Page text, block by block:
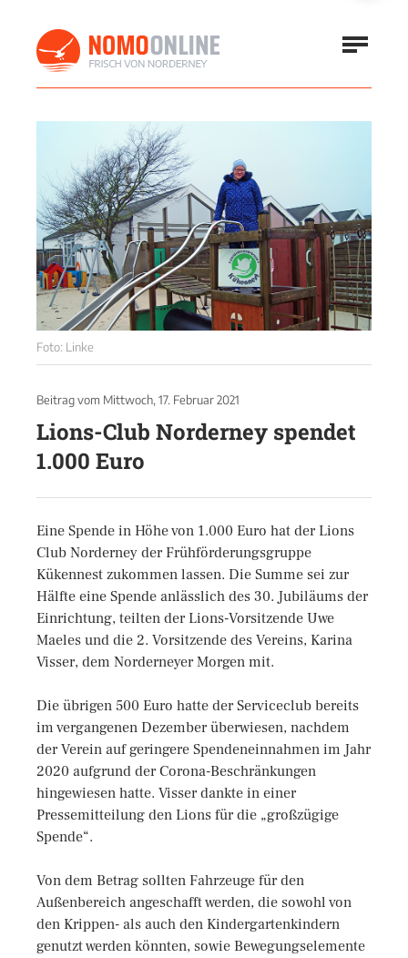
Foto: Linke
Beitrag vom Mittwoch, 17. Februar 2021
Lions-Club Norderney spendet
1.000 Euro
Eine Spende in Höhe von 1.000 Euro hat der Lions
Club Norderney der Frühförderungsgruppe
Kükennest zukommen lassen. Die Summe sei zur
Hälfte eine Spende anlässlich des 30. Jubiläums der
Einrichtung, teilten der Lions-Vorsitzende Uwe
Maeles und die 2. Vorsitzende des Vereins, Karina
Visser, dem Norderneyer Morgen mit.
Die übrigen 500 Euro hatte der Serviceclub bereits
im vergangenen Dezember überwiesen, nachdem
der Verein auf geringere Spendeneinnahmen im Jahr
2020 aufgrund der Corona-Beschränkungen
hingewiesen hatte. Visser dankte in einer
Pressemitteilung den Lions für die „großzügige
Spende“.
Von dem Betrag sollten Fahrzeuge für den
Außenbereich angeschafft werden, die sowohl von
den Krippen- als auch den Kindergartenkindern
genutzt werden könnten, sowie Bewegungselemente